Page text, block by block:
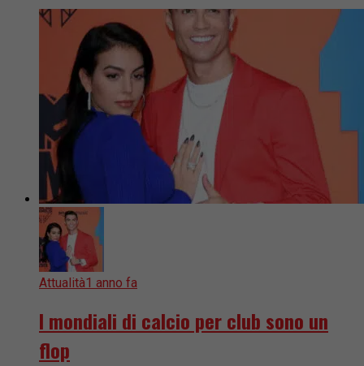
Attualità1 anno fa
I mondiali di calcio per club sono un
flop